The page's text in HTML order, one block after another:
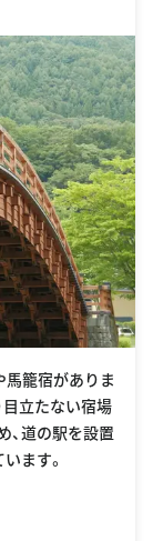
馬籠宿がありま
目立たない宿場
、道の駅を設置
ます。